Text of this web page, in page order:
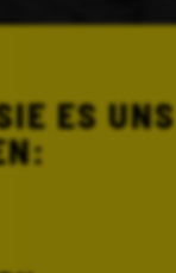
ES UNS